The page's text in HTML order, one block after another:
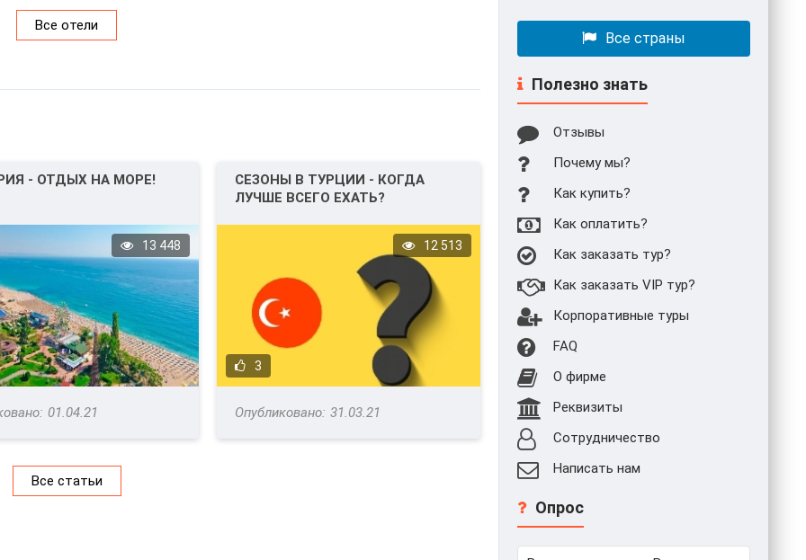
Все отели
- ОТДЫХ НА МОРЕ!
13 448
01.04.21
СЕЗОНЫ В ТУРЦИИ - КОГДА
ЛУЧШЕ ВСЕГО ЕХАТЬ?
3
12 513
31.03.21
Все статьи
Все страны
Полезно знать
Отзывы
Почему мы?
Как купить?
Как оплатить?
Как заказать тур?
Как заказать VIP тур?
Корпоративные туры
FAQ
О фирме
Реквизиты
Сотрудничество
Написать нам
Опрос